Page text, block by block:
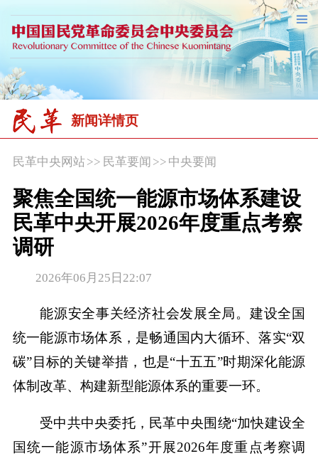
新闻详情页
民革中央网站>> 民革要闻 >> 中央要闻
聚焦全国统一能源市场体系建设
民革中央开展2026年度重点考察
调研
2026年06月25日22:07
能源安全事关经济社会发展全局。建设全国
统一能源市场体系，是畅通国内大循环、落实“双
碳”目标的关键举措，也是“十五五”时期深化能源
体制改革、构建新型能源体系的重要一环。
受中共中央委托，民革中央围绕“加快建设全
国统一能源市场体系”开展2026年度重点考察调